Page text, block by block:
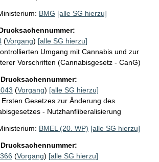
BMG [alle SG hierzu]
(Vorgang) [alle SG hierzu]
Umgang mit Cannabis und zur
Vorschriften (Cannabisgesetz - CanG)
(Vorgang) [alle SG hierzu]
Gesetzes zur Änderung des
- Nutzhanfliberalisierung
BMEL (20. WP) [alle SG hierzu]
(Vorgang) [alle SG hierzu]